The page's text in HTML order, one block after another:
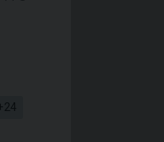
+24